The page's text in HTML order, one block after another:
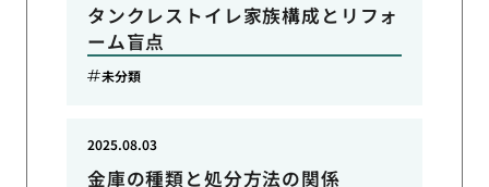
タンクレストイレ家族構成とリフォ
ーム盲点
未分類
金庫の種類と処分方法の関係
2025.08.03